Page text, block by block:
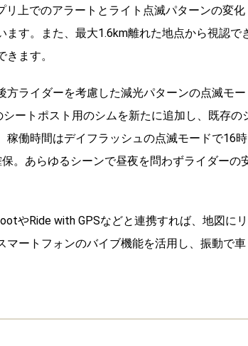
上でのアラートとライト点滅パターンの変化
す。また、最大1.6km離れた地点から視認で
ます。
ライダーを考慮した減光パターンの点滅モー
ートポスト用のシムを新たに追加し、既存の
働時間はデイフラッシュの点滅モードで16時
。あらゆるシーンで昼夜を問わずライダーの
やRide with GPSなどと連携すれば、地図にリ
ートフォンのバイブ機能を活用し、振動で車